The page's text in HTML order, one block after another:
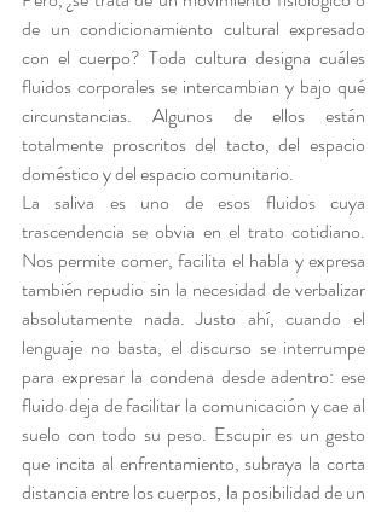
de un condicionamiento cultural expresado
con el cuerpo? Toda cultura designa cuáles
fluidos corporales se intercambian y bajo qué
circunstancias. Algunos de ellos están
totalmente proscritos del tacto, del espacio
doméstico y del espacio comunitario.
La saliva es uno de esos fluidos cuya
trascendencia se obvia en el trato cotidiano.
Nos permite comer, facilita el habla y expresa
también repudio sin la necesidad de verbalizar
absolutamente nada. Justo ahí, cuando el
lenguaje no basta, el discurso se interrumpe
para expresar la condena desde adentro: ese
fluido deja de facilitar la comunicación y cae al
suelo con todo su peso. Escupir es un gesto
que incita al enfrentamiento, subraya la corta
distancia entre los cuerpos, la posibilidad de un